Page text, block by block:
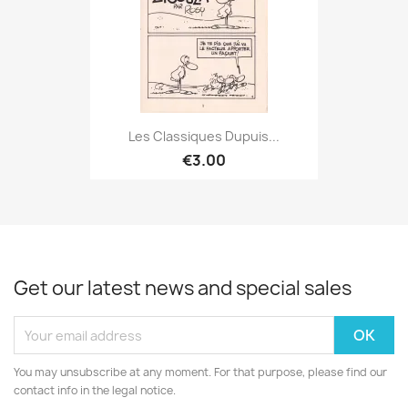
Les Classiques Dupuis...
€3.00
Get our latest news and special sales
You may unsubscribe at any moment. For that purpose, please find our
contact info in the legal notice.